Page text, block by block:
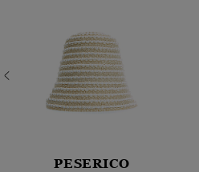
PESERICO